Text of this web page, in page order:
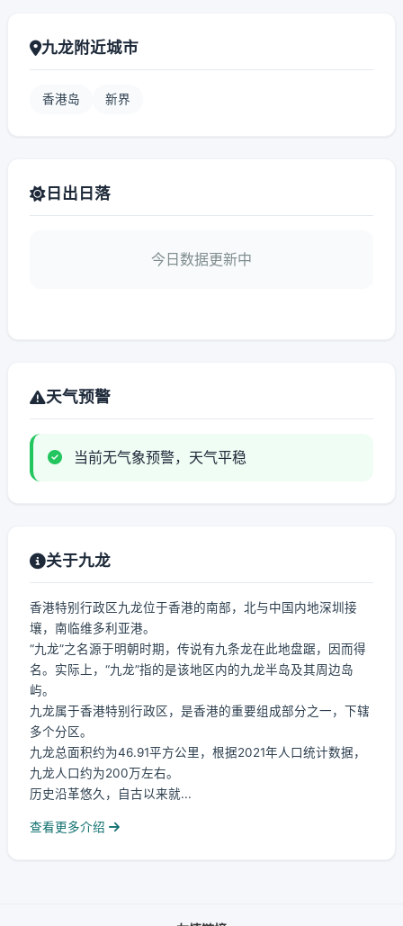
九龙附近城市
香港岛 新界
日出日落
今日数据更新中
天气预警
当前无气象预警，天气平稳
关于九龙
香港特别行政区九龙位于香港的南部，北与中国内地深圳接
壤，南临维多利亚港。
“九龙”之名源于明朝时期，传说有九条龙在此地盘踞，因而得
名。实际上，“九龙”指的是该地区内的九龙半岛及其周边岛
屿。
九龙属于香港特别行政区，是香港的重要组成部分之一，下辖
多个分区。
九龙总面积约为46.91平方公里，根据2021年人口统计数据，
九龙人口约为200万左右。
历史沿革悠久，自古以来就...
查看更多介绍